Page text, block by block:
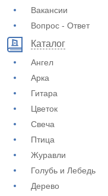
Вакансии
Вопрос - Ответ
Каталог
Ангел
Арка
Гитара
Цветок
Свеча
Птица
Журавли
Голубь и Лебедь
Дерево